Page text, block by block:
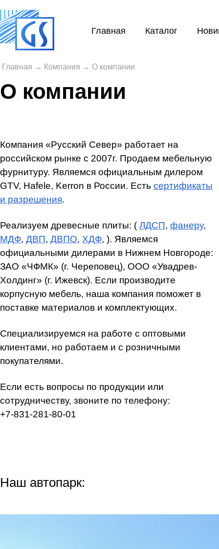
Главная Каталог
Главная → Компания → О компании
О компании
Компания «Русский Север» работает на
российском рынке с 2007г. Продаем мебельную
фурнитуру. Являемся официальным дилером
GTV, Hafele, Kerron в России. Есть сертификаты
и разрешения.
Реализуем древесные плиты: ( ЛДСП, фанеру,
МДФ, ДВП, ДВПО, ХДФ, ). Являемся
официальными дилерами в Нижнем Новгороде:
ЗАО «ЧФМК» (г. Череповец), ООО «Увадрев-
Холдинг» (г. Ижевск). Если производите
корпусную мебель, наша компания поможет в
поставке материалов и комплектующих.
Специализируемся на работе с оптовыми
клиентами, но работаем и с розничными
покупателями.
Если есть вопросы по продукции или
сотрудничеству, звоните по телефону:
+7-831-281-80-01
Наш автопарк: